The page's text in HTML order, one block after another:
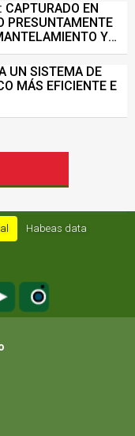
CAPTURADO EN
PRESUNTAMENTE
Y
DEL
MASIVO
UN SISTEMA DE
MÁS EFICIENTE E
Habeas data